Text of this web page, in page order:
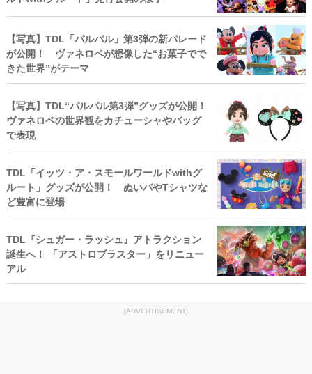
【写真】TDL「パルパル」第3弾の新パレード
が公開！ ヴァネロペが想像した“お菓子でで
きた世界”がテーマ
【写真】TDL“パルパル第3弾”グッズが公開！
ヴァネロペの世界観をカチューシャやバッグ
で表現
TDL「イッツ・ア・スモールワールドwithグ
ルート」グッズが公開！ ぬいバやTシャツな
ど豊富に登場
TDL『シュガー・ラッシュ』アトラクション
誕生へ！ 「アストロブラスター」をリニュー
アル
[ADVERTISEMENT]